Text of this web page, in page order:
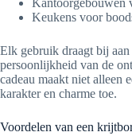
Keukens voor
Elk gebruik draagt bij
persoonlijkheid van de
cadeau maakt niet alleen
karakter en charme toe.
Voordelen van een